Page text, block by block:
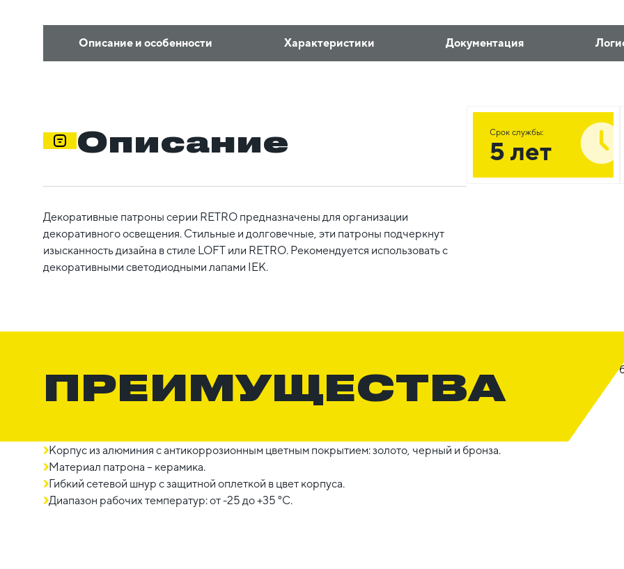
Описание и особенности Характеристики Документация
Описание
Декоративные патроны серии RETRO предназначены для организации
декоративного освещения. Стильные и долговечные, эти патроны подчеркнут
изысканность дизайна в стиле LOFT или RETRO. Рекомендуется использовать с
декоративными светодиодными лапами IEK.
Срок службы:
5 лет
ПРЕИМУЩЕСТВА
Корпус из алюминия с антикоррозионным цветным покрытием: золото, черный и бронза.
Материал патрона – керамика.
Гибкий сетевой шнур с защитной оплеткой в цвет корпуса.
Диапазон рабочих температур: от -25 до +35 °C.